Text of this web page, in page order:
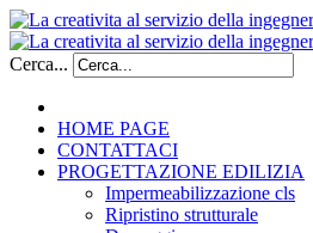
Cerca...
HOME PAGE
CONTATTACI
PROGETTAZIONE EDILIZIA
Impermeabilizzazione cls
Ripristino strutturale